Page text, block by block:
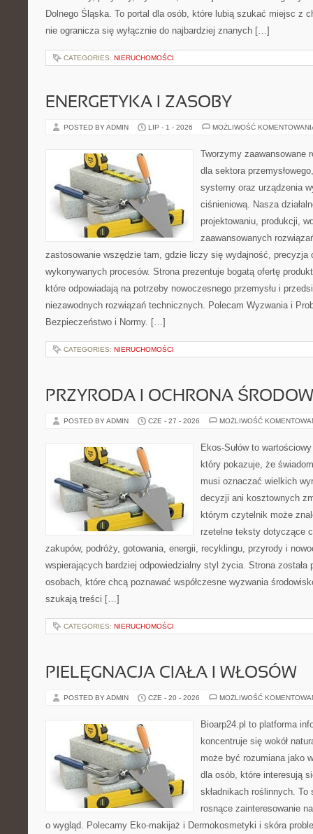
Dolnego Śląska. To portal dla osób, które lubią szukać miejsc z
nie ogranicza się wyłącznie do najbardziej znanych […]
CATEGORIES: NIERUCHOMOŚCI
ENERGETYKA I ZASOBY
POSTED BY ADMIN LIP - 1 - 2026 MOŻLIWOŚĆ
Tworzymy zaawansowane
dla sektora
systemy oraz urządzenia
ciśnieniową. Nasza
projektowaniu, produkcji,
zaawansowanych
zastosowanie wszędzie tam, gdzie liczy się wydajność, precyzja
wykonywanych procesów. Strona prezentuje bogatą ofertę
które odpowiadają na potrzeby nowoczesnego przemysłu i
niezawodnych rozwiązań technicznych. Polecam Wyzwania i
Bezpieczeństwo i Normy. […]
CATEGORIES: NIERUCHOMOŚCI
PRZYRODA I OCHRONA
POSTED BY ADMIN CZE - 27 - 2026 MOŻLIWOŚĆ
Ekos-Sułów to
który pokazuje, że
musi oznaczać wielkich
decyzji ani kosztownych
którym czytelnik może
rzetelne teksty dotyczące
zakupów, podróży, gotowania, energii, recyklingu, przyrody i
wspierających bardziej odpowiedzialny styl życia. Strona została
osobach, które chcą poznawać współczesne wyzwania
szukają treści […]
CATEGORIES: NIERUCHOMOŚCI
PIELĘGNACJA CIAŁA I WŁOSÓW
POSTED BY ADMIN CZE - 20 - 2026 MOŻLIWOŚĆ
Bioarp24.pl to platforma
koncentruje się wokół
może być rozumiana jako
dla osób, które interesują
składnikach roślinnych.
rosnące zainteresowanie
o wygląd. Polecamy Eko-makijaż i Dermokosmetyki i skóra